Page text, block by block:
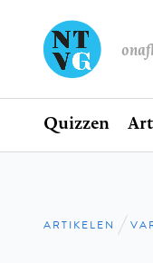
Home
Quizzen
ARTIKELEN